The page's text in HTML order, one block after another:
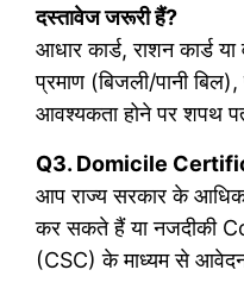
दस्तावेज जरूरी हैं?
आधार कार्ड, राशन कार्ड
प्रमाण (बिजली/पानी
आवश्यकता होने पर शपथ
Q3. Domicile
आप राज्य सरकार के
कर सकते हैं या नजदीकी
(CSC) के माध्यम से